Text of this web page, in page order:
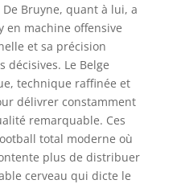
Bruyne, quant à lui, a
en machine offensive
et sa précision
décisives. Le Belge
technique raffinée et
délivrer constamment
remarquable. Ces
total moderne où
plus de distribuer
cerveau qui dicte le